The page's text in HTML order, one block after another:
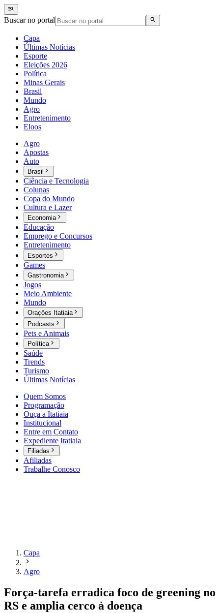
Buscar no portal
Capa
Últimas Notícias
Esporte
Eleições 2026
Política
Minas Gerais
Brasil
Mundo
Agro
Entretenimento
Eloos
Agro
Apostas
Auto
Brasil
Ciência e Tecnologia
Colunas
Copa do Mundo
Cultura e Lazer
Economia
Educação
Emprego e Concursos
Entretenimento
Esportes
Games
Gastronomia
Jogos
Meio Ambiente
Mundo
Orações Itatiaia
Podcasts
Pets e Animais
Política
Saúde
Trends
Turismo
Últimas Notícias
Quem Somos
Programação
Ouça a Itatiaia
Institucional
Entre em Contato
Expediente Itatiaia
Filiadas
Afiliadas
Trabalhe Conosco
Capa
Agro
Força-tarefa erradica foco de greening no
RS e amplia cerco à doença